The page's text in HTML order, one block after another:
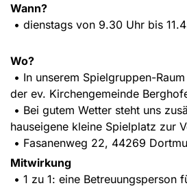
Wann?
• dienstags von 9.30 Uhr bis
Wo?
• In unserem Spielgruppen-
der ev. Kirchengemeinde
• Bei gutem Wetter steht uns
hauseigene kleine Spielplatz zur
• Fasanenweg 22, 44269
Mitwirkung
• 1 zu 1: eine Betreuungsperson